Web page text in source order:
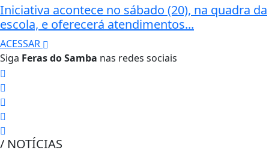
Iniciativa acontece no sábado (20), na quadra da
escola, e oferecerá atendimentos...
ACESSAR
Siga Feras do Samba nas redes sociais
/ NOTÍCIAS